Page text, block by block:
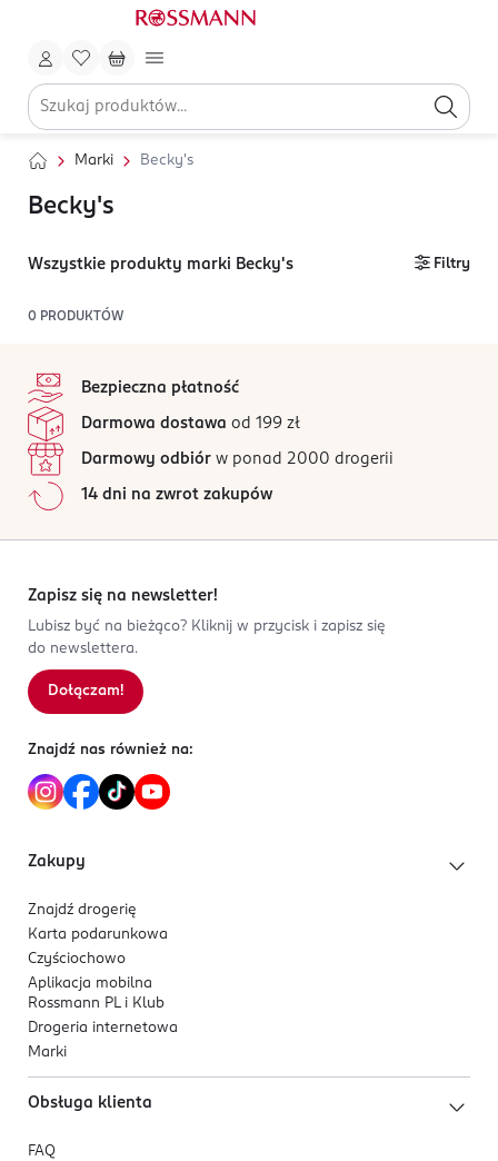
Marki Becky's
Becky's
Wszystkie produkty marki Becky's Filtry
0 PRODUKTÓW
Bezpieczna płatność
Darmowa dostawa od 199 zł
Darmowy odbiór w ponad 2000 drogerii
14 dni na zwrot zakupów
Zapisz się na newsletter!
Lubisz być na bieżąco? Kliknij w przycisk i zapisz się
do newslettera.
Dołączam!
Znajdź nas również na:
Zakupy
Znajdź drogerię
Karta podarunkowa
Czyściochowo
Aplikacja mobilna
Rossmann PL i Klub
Drogeria internetowa
Marki
Obsługa klienta
FAQ